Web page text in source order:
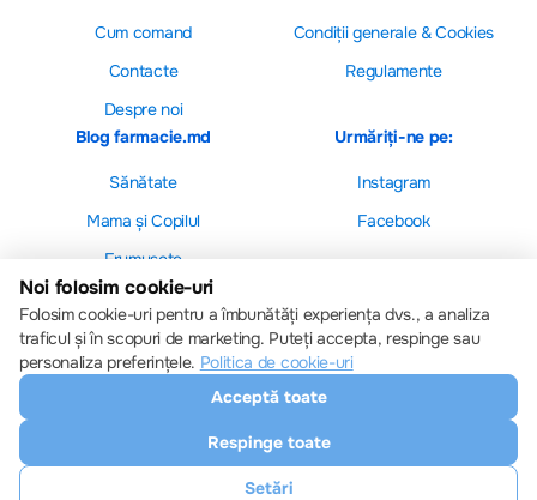
Cum comand
Contacte
Despre noi
Сondiții generale & Cookies
Regulamente
Blog farmacie.md
Sănătate
Mama și Copilul
Frumusețe
Urmăriți-ne pe:
Instagram
Facebook
Farmacie.md
Descărcați aplicația noastră
Setări cookie-uri
Politica de cookie-uri
Noi folosim cookie-uri
Folosim cookie-uri pentru a îmbunătăți experiența dvs., a analiza
traficul și în scopuri de marketing. Puteți accepta, respinge sau
personaliza preferințele. Politica de cookie-uri
Acceptă toate
Respinge toate
Setări